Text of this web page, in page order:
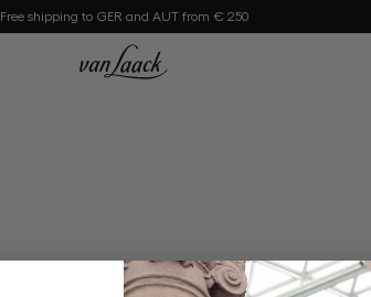
Free shipping to GER and AUT from € 250